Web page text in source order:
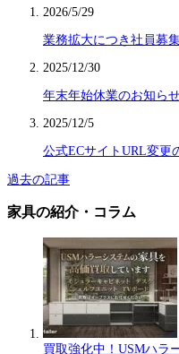
2026/5/29
業務拡大につき社員募
2025/12/30
年末年始休業のお知ら
2025/12/5
公式ECサイトURL変更
過去の記事
家具の紹介・コラム
買取強化中！USMハラ